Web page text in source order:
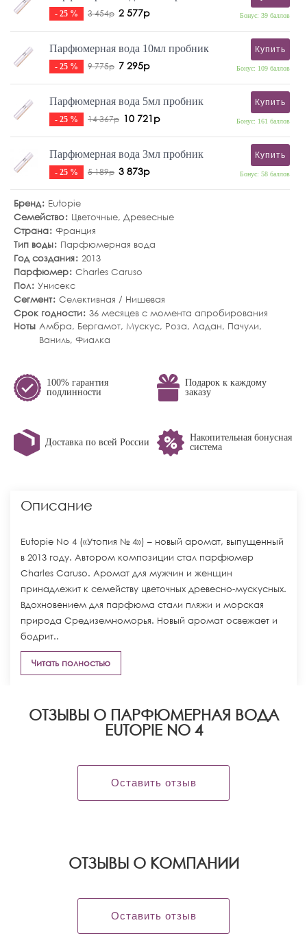
- 25 % 3 454р 2 577р Бонус: 39 баллов
Парфюмерная вода 10мл пробник
- 25 % 9 775р 7 295р
Купить
Бонус: 109 баллов
Парфюмерная вода 5мл пробник
- 25 % 14 367р 10 721р
Купить
Бонус: 161 баллов
Парфюмерная вода 3мл пробник
- 25 % 5 189р 3 873р
Купить
Бонус: 58 баллов
Бренд
Eutopie
Семейство
Цветочные, Древесные
Страна Франция
Тип воды
Парфюмерная вода
Год создания 2013
Парфюмер Charles Caruso
Пол Унисекс
Сегмент Селективная / Нишевая
Срок годности 36 месяцев с момента апробирования
Ноты Амбра, Бергамот, Мускус, Роза, Ладан, Пачули,
Ваниль, Фиалка
100% гарантия
подлинности
Подарок к каждому
заказу
Доставка по всей России
Накопительная бонусная
система
Описание
Eutopie No 4 («Утопия № 4») – новый аромат, выпущенный
в 2013 году. Автором композиции стал парфюмер
Charles Caruso. Аромат для мужчин и женщин
принадлежит к семейству цветочных древесно-мускусных.
Вдохновением для парфюма стали пляжи и морская
природа Средиземноморья. Новый аромат освежает и
бодрит..
Читать полностью
ОТЗЫВЫ О ПАРФЮМЕРНАЯ ВОДА
EUTOPIE NO 4
Оставить отзыв
OТЗЫВЫ О КОМПАНИИ
Оставить отзыв